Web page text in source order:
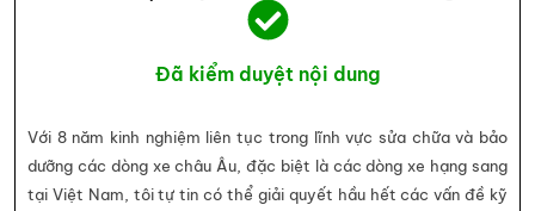
Đã kiểm duyệt nội dung
Với 8 năm kinh nghiệm liên tục trong lĩnh vực sửa chữa và bảo
dưỡng các dòng xe châu Âu, đặc biệt là các dòng xe hạng sang
tại Việt Nam, tôi tự tin có thể giải quyết hầu hết các vấn đề kỹ